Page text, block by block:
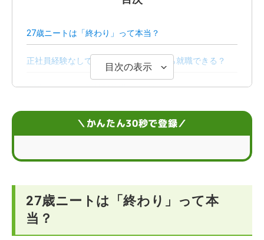
27歳ニートは「終わり」って本当？
正社員経験なしで27歳ニートの状態から就職できる？
27歳ニートから正社員就職するメリット
27歳ニートに関するよくある質問
目次の表示
＼かんたん30秒で登録／
27歳ニートは「終わり」って本
当？